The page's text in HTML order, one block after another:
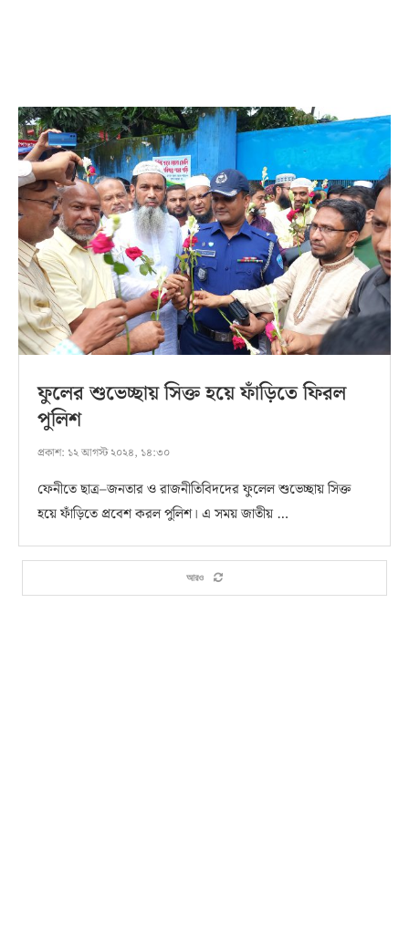
ফুলের শুভেচ্ছায় সিক্ত হয়ে ফাঁড়িতে ফিরল
পুলিশ
প্রকাশ: ১২ আগস্ট ২০২৪, ১৪:৩০
ফেনীতে ছাত্র–জনতার ও রাজনীতিবিদদের ফুলেল শুভেচ্ছায় সিক্ত
হয়ে ফাঁড়িতে প্রবেশ করল পুলিশ। এ সময় জাতীয় …
আরও